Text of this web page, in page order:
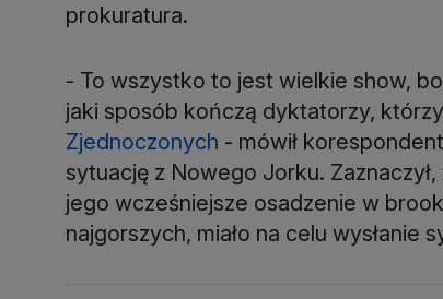
prokuratura.
- To wszystko to jest wielkie show,
jaki sposób kończą dyktatorzy,
Zjednoczonych - mówił
sytuację z Nowego Jorku.
jego wcześniejsze osadzenie w
najgorszych, miało na celu wysłanie